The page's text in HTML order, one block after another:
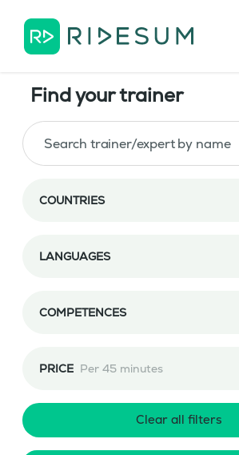
Find your trainer
COUNTRIES
LANGUAGES
COMPETENCES
PRICE Per 45 minutes
Clear all filters